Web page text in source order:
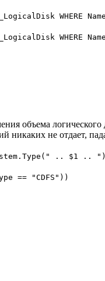
WHERE
объема логического
никаких не отдает,
.. $1 ..
== "CDFS"))